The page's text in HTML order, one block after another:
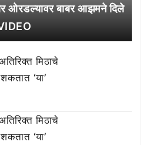
ओरडल्यावर बाबर आझमने दिले
मिठाचे
‘या’
मिठाचे
‘या’